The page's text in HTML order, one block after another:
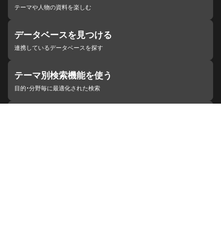
テーマや人物の資料を楽しむ
データベースを見つける
連携しているデータベースを探す
テーマ別検索機能を使う
目的・分野毎に最適化された検索